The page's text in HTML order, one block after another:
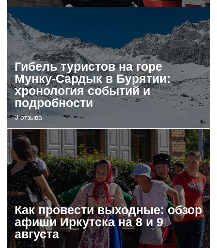
Гибель туристов на горе
Мунку-Сардык в Бурятии:
хронология событий и
подробности
3 отзыва
Как провести выходные: обзор
афиши Иркутска на 8 и 9
августа